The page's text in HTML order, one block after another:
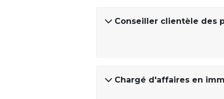
Conseiller clientèle des
Chargé d'affaires en